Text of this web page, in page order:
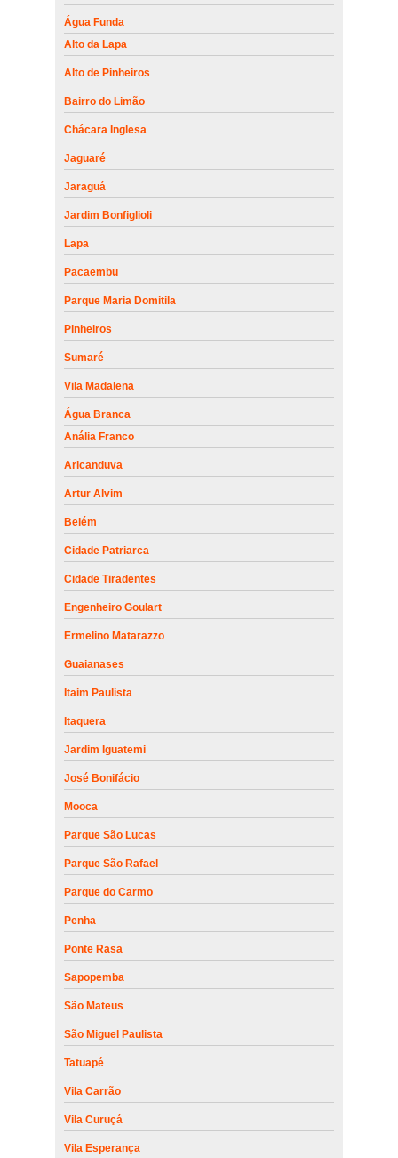
Água Funda
Alto da Lapa
Alto de Pinheiros
Bairro do Limão
Chácara Inglesa
Jaguaré
Jaraguá
Jardim Bonfiglioli
Lapa
Pacaembu
Parque Maria Domitila
Pinheiros
Sumaré
Vila Madalena
Água Branca
Anália Franco
Aricanduva
Artur Alvim
Belém
Cidade Patriarca
Cidade Tiradentes
Engenheiro Goulart
Ermelino Matarazzo
Guaianases
Itaim Paulista
Itaquera
Jardim Iguatemi
José Bonifácio
Mooca
Parque São Lucas
Parque São Rafael
Parque do Carmo
Penha
Ponte Rasa
Sapopemba
São Mateus
São Miguel Paulista
Tatuapé
Vila Carrão
Vila Curuçá
Vila Esperança